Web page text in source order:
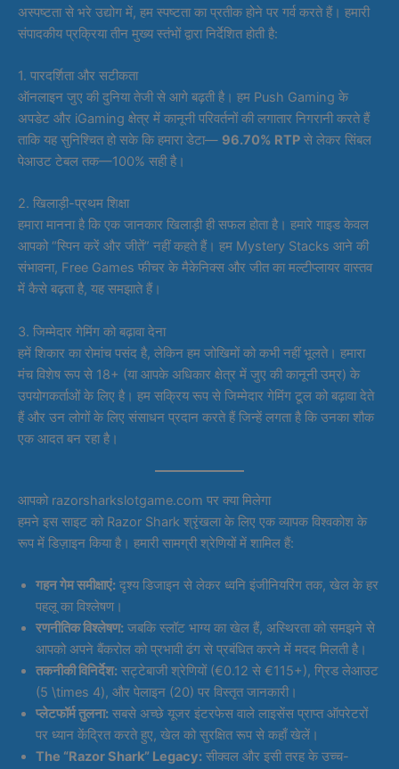
अस्पष्टता से भरे उद्योग में, हम स्पष्टता का प्रतीक होने पर गर्व करते हैं। हमारी
संपादकीय प्रक्रिया तीन मुख्य स्तंभों द्वारा निर्देशित होती है:
1. पारदर्शिता और सटीकता
ऑनलाइन जुए की दुनिया तेजी से आगे बढ़ती है। हम Push Gaming के
अपडेट और iGaming क्षेत्र में कानूनी परिवर्तनों की लगातार निगरानी करते हैं
ताकि यह सुनिश्चित हो सके कि हमारा डेटा— 96.70% RTP से लेकर सिंबल
पेआउट टेबल तक—100% सही है।
2. खिलाड़ी-प्रथम शिक्षा
हमारा मानना है कि एक जानकार खिलाड़ी ही सफल होता है। हमारे गाइड केवल
आपको “स्पिन करें और जीतें” नहीं कहते हैं। हम Mystery Stacks आने की
संभावना, Free Games फीचर के मैकेनिक्स और जीत का मल्टीप्लायर वास्तव
में कैसे बढ़ता है, यह समझाते हैं।
3. जिम्मेदार गेमिंग को बढ़ावा देना
हमें शिकार का रोमांच पसंद है, लेकिन हम जोखिमों को कभी नहीं भूलते। हमारा
मंच विशेष रूप से 18+ (या आपके अधिकार क्षेत्र में जुए की कानूनी उम्र) के
उपयोगकर्ताओं के लिए है। हम सक्रिय रूप से जिम्मेदार गेमिंग टूल को बढ़ावा देते
हैं और उन लोगों के लिए संसाधन प्रदान करते हैं जिन्हें लगता है कि उनका शौक
एक आदत बन रहा है।
आपको razorsharkslotgame.com पर क्या मिलेगा
हमने इस साइट को Razor Shark श्रृंखला के लिए एक व्यापक विश्वकोश के
रूप में डिज़ाइन किया है। हमारी सामग्री श्रेणियों में शामिल हैं:
गहन गेम समीक्षाएं: दृश्य डिजाइन से लेकर ध्वनि इंजीनियरिंग तक, खेल के हर
पहलू का विश्लेषण।
रणनीतिक विश्लेषण: जबकि स्लॉट भाग्य का खेल हैं, अस्थिरता को समझने से
आपको अपने बैंकरोल को प्रभावी ढंग से प्रबंधित करने में मदद मिलती है।
तकनीकी विनिर्देश: सट्टेबाजी श्रेणियों (€0.12 से €115+), ग्रिड लेआउट
(5 \times 4), और पेलाइन (20) पर विस्तृत जानकारी।
प्लेटफॉर्म तुलना: सबसे अच्छे यूजर इंटरफेस वाले लाइसेंस प्राप्त ऑपरेटरों
पर ध्यान केंद्रित करते हुए, खेल को सुरक्षित रूप से कहाँ खेलें।
The “Razor Shark” Legacy: सीक्वल और इसी तरह के उच्च-